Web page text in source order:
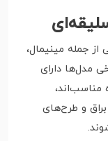
جمله مینیمال،
مدل‌ها دارای
مناسب‌اند،
و طرح‌های